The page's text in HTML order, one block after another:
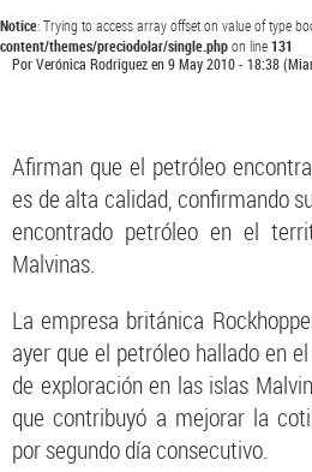
Notice: Trying to access array offset on value of type
content/themes/preciodolar/single.phpon line131
PorVerónica Rodriguezen9 May 2010 - 18:38
Afirman que el petróleo
es de alta calidad, confirmando
encontrado petróleo en el
Malvinas.
La empresa británica
ayer que el petróleo hallado en
de exploración en las islas
que contribuyó a mejorar la
por segundo día consecutivo.